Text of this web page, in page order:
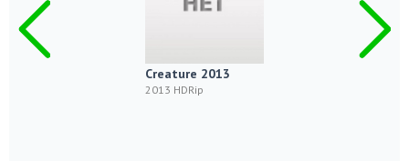
Creature 2013
2013 HDRip